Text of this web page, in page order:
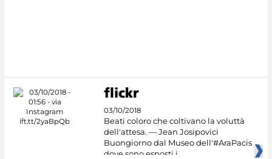
03/10/2018
Beati coloro che coltivano la voluttà
dell'attesa. — Jean Josipovici
Buongiorno dal Museo dell'#AraPacis
dove sono esposti i